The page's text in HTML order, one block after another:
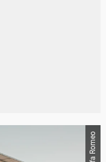
Alfa Romeo